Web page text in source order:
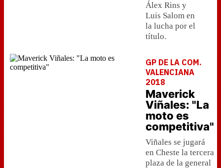
Álex Rins y
Luis Salom en
la lucha por el
título.
GP DE LA COM.
VALENCIANA
2018
Maverick
Viñales: "La
moto es
competitiva"
Viñales se jugará
en Cheste la tercera
plaza de la general